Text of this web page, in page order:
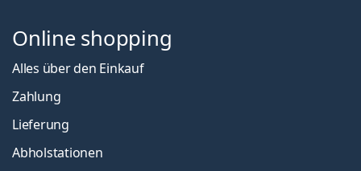
Online shopping
Alles über den Einkauf
Zahlung
Lieferung
Abholstationen